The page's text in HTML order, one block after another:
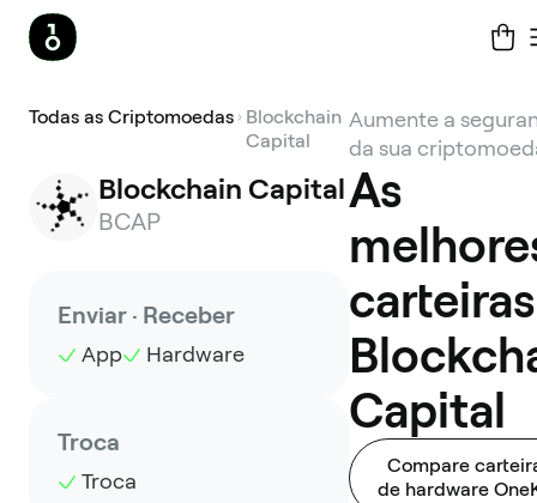
Todas as Criptomoedas Blockchain
Capital
Blockchain Capital
BCAP
Enviar · Receber
App Hardware
Troca
Troca
Aumente a
da sua
As
carteiras
Capital
Compare
de hardware